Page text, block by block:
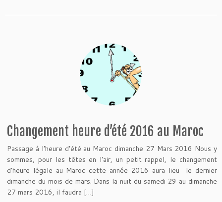
Changement heure d’été 2016 au Maroc
Passage à l’heure d’été au Maroc dimanche 27 Mars 2016 Nous y
sommes, pour les têtes en l’air, un petit rappel, le changement
d’heure légale au Maroc cette année 2016 aura lieu le dernier
dimanche du mois de mars. Dans la nuit du samedi 29 au dimanche
27 mars 2016, il faudra […]